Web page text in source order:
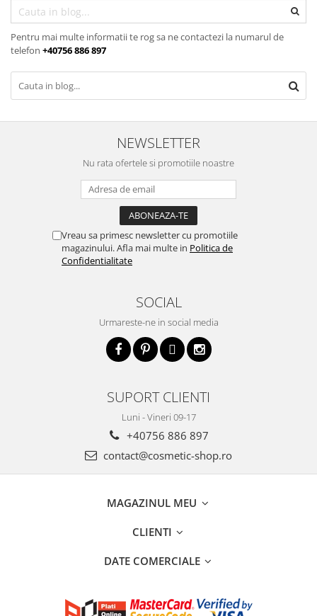
Pentru mai multe informatii te rog sa ne contactezi la numarul de
telefon +40756 886 897
NEWSLETTER
Nu rata ofertele si promotiile noastre
Vreau sa primesc newsletter cu promotiile
magazinului. Afla mai multe in Politica de
Confidentialitate
SOCIAL
Urmareste-ne in social media
SUPORT CLIENTI
Luni - Vineri 09-17
+40756 886 897
contact@cosmetic-shop.ro
MAGAZINUL MEU
CLIENTI
DATE COMERCIALE